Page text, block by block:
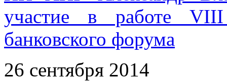
участие в работе VIII
банковского форума
26 сентября 2014